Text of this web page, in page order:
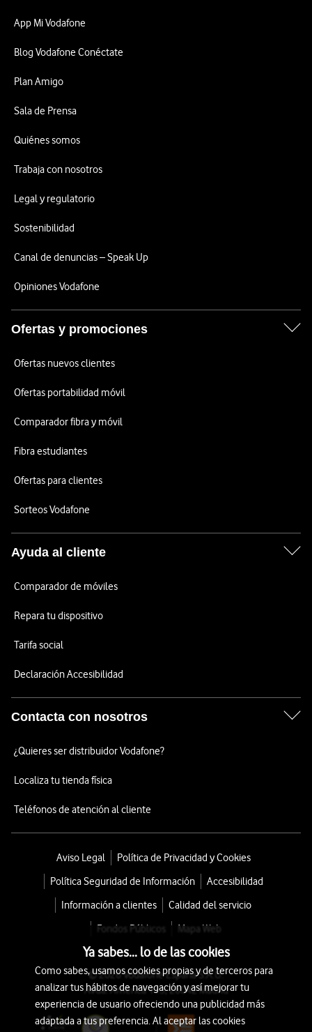
App Mi Vodafone
Blog Vodafone Conéctate
Plan Amigo
Sala de Prensa
Quiénes somos
Trabaja con nosotros
Legal y regulatorio
Sostenibilidad
Canal de denuncias – Speak Up
Opiniones Vodafone
Ofertas y promociones
Ofertas nuevos clientes
Ofertas portabilidad móvil
Comparador fibra y móvil
Fibra estudiantes
Ofertas para clientes
Sorteos Vodafone
Ayuda al cliente
Comparador de móviles
Repara tu dispositivo
Tarifa social
Declaración Accesibilidad
Contacta con nosotros
¿Quieres ser distribuidor Vodafone?
Localiza tu tienda física
Teléfonos de atención al cliente
Aviso Legal
Política de Privacidad y Cookies
Política Seguridad de Información
Accesibilidad
Información a clientes
Calidad del servicio
Fondos Públicos
Mapa Web
© 2026 Vodafone España S.A.U.
Avda. América 115, 28042 Madrid
Ya sabes... lo de las cookies
Como sabes, usamos cookies propias y de terceros para
analizar tus hábitos de navegación y así mejorar tu
experiencia de usuario ofreciendo una publicidad más
adaptada a tus preferencia. Al aceptar las cookies